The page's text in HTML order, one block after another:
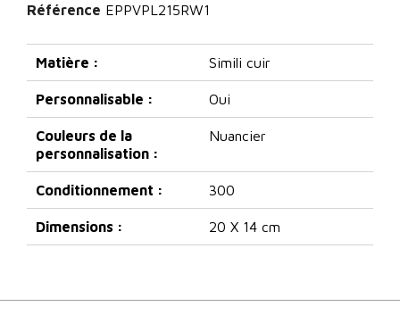
Référence EPPVPL215RW1
Matière : Simili cuir
Personnalisable : Oui
Couleurs de la
personnalisation :
Nuancier
Conditionnement : 300
Dimensions : 20 X 14 cm